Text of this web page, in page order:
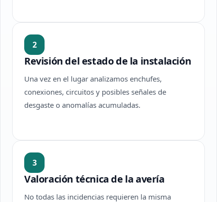
2
Revisión del estado de la instalación
Una vez en el lugar analizamos enchufes,
conexiones, circuitos y posibles señales de
desgaste o anomalías acumuladas.
3
Valoración técnica de la avería
No todas las incidencias requieren la misma